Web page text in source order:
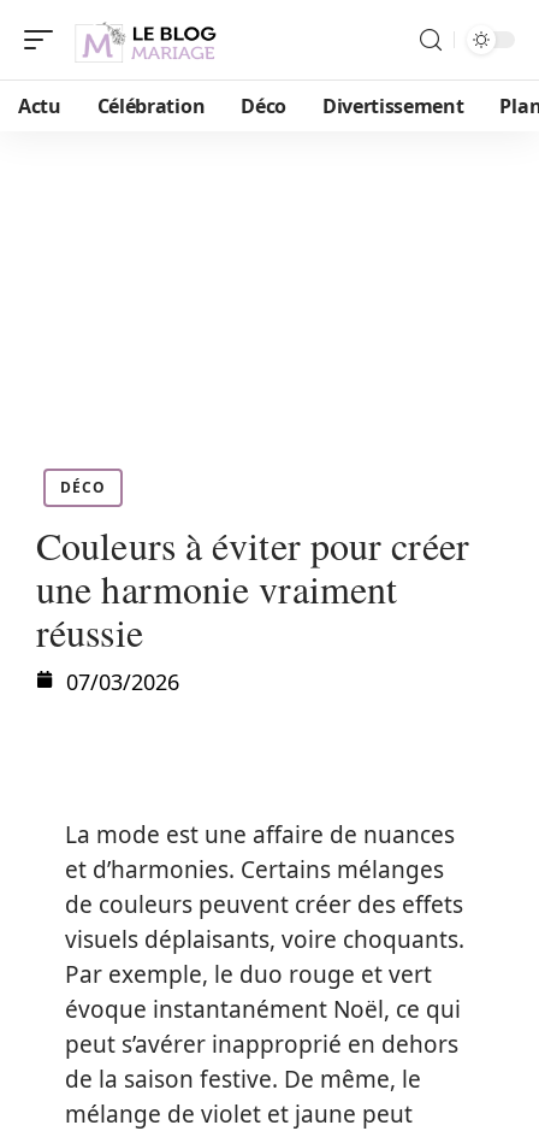
Actu Célébration Déco Divertissement
DÉCO
Couleurs à éviter pour créer
une harmonie vraiment
réussie
07/03/2026
La mode est une affaire de nuances
et d’harmonies. Certains mélanges
de couleurs peuvent créer des effets
visuels déplaisants, voire choquants.
Par exemple, le duo rouge et vert
évoque instantanément Noël, ce qui
peut s’avérer inapproprié en dehors
de la saison festive. De même, le
mélange de violet et jaune peut